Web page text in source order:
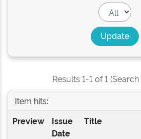
Results 1-1 of 1
Item hits:
Preview
Issue
Date
Title